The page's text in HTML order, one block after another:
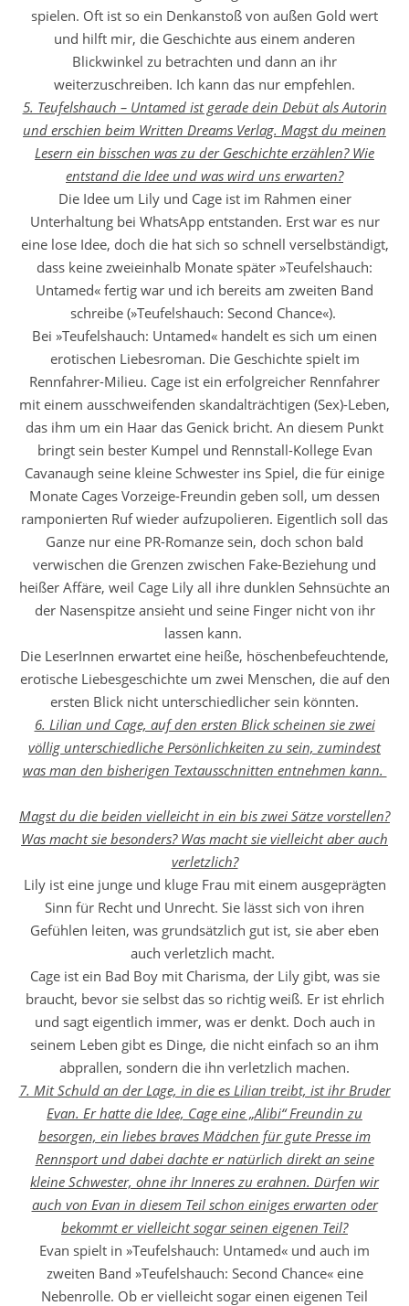
spielen. Oft ist so ein Denkanstoß von außen Gold wert
und hilft mir, die Geschichte aus einem anderen
Blickwinkel zu betrachten und dann an ihr
weiterzuschreiben. Ich kann das nur empfehlen.
5. Teufelshauch – Untamed ist gerade dein Debüt als Autorin
und erschien beim Written Dreams Verlag. Magst du meinen
Lesern ein bisschen was zu der Geschichte erzählen? Wie
entstand die Idee und was wird uns erwarten?
Die Idee um Lily und Cage ist im Rahmen einer
Unterhaltung bei WhatsApp entstanden. Erst war es nur
eine lose Idee, doch die hat sich so schnell verselbständigt,
dass keine zweieinhalb Monate später »Teufelshauch:
Untamed« fertig war und ich bereits am zweiten Band
schreibe (»Teufelshauch: Second Chance«).
Bei »Teufelshauch: Untamed« handelt es sich um einen
erotischen Liebesroman. Die Geschichte spielt im
Rennfahrer-Milieu. Cage ist ein erfolgreicher Rennfahrer
mit einem ausschweifenden skandalträchtigen (Sex)-Leben,
das ihm um ein Haar das Genick bricht. An diesem Punkt
bringt sein bester Kumpel und Rennstall-Kollege Evan
Cavanaugh seine kleine Schwester ins Spiel, die für einige
Monate Cages Vorzeige-Freundin geben soll, um dessen
ramponierten Ruf wieder aufzupolieren. Eigentlich soll das
Ganze nur eine PR-Romanze sein, doch schon bald
verwischen die Grenzen zwischen Fake-Beziehung und
heißer Affäre, weil Cage Lily all ihre dunklen Sehnsüchte an
der Nasenspitze ansieht und seine Finger nicht von ihr
lassen kann.
Die LeserInnen erwartet eine heiße, höschenbefeuchtende,
erotische Liebesgeschichte um zwei Menschen, die auf den
ersten Blick nicht unterschiedlicher sein könnten.
6. Lilian und Cage, auf den ersten Blick scheinen sie zwei
völlig unterschiedliche Persönlichkeiten zu sein, zumindest
was man den bisherigen Textausschnitten entnehmen kann.
Magst du die beiden vielleicht in ein bis zwei Sätze vorstellen?
Was macht sie besonders? Was macht sie vielleicht aber auch
verletzlich?
Lily ist eine junge und kluge Frau mit einem ausgeprägten
Sinn für Recht und Unrecht. Sie lässt sich von ihren
Gefühlen leiten, was grundsätzlich gut ist, sie aber eben
auch verletzlich macht.
Cage ist ein Bad Boy mit Charisma, der Lily gibt, was sie
braucht, bevor sie selbst das so richtig weiß. Er ist ehrlich
und sagt eigentlich immer, was er denkt. Doch auch in
seinem Leben gibt es Dinge, die nicht einfach so an ihm
abprallen, sondern die ihn verletzlich machen.
7. Mit Schuld an der Lage, in die es Lilian treibt, ist ihr Bruder
Evan. Er hatte die Idee, Cage eine „Alibi“ Freundin zu
besorgen, ein liebes braves Mädchen für gute Presse im
Rennsport und dabei dachte er natürlich direkt an seine
kleine Schwester, ohne ihr Inneres zu erahnen. Dürfen wir
auch von Evan in diesem Teil schon einiges erwarten oder
bekommt er vielleicht sogar seinen eigenen Teil?
Evan spielt in »Teufelshauch: Untamed« und auch im
zweiten Band »Teufelshauch: Second Chance« eine
Nebenrolle. Ob er vielleicht sogar einen eigenen Teil